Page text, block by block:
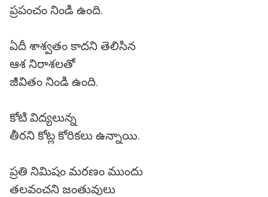
ప్రపంచం నిండి ఉంది.
ఏదీ శాశ్వతం కాదని తెలిసిన
ఆశ నిరాశలతో
జీవితం నిండి ఉంది.
కోటి విద్యలున్న
తీరని కోట్ల కోరికలు ఉన్నాయి.
ప్రతి నిమిషం మరణం ముందు
తలవంచని జంతువులు